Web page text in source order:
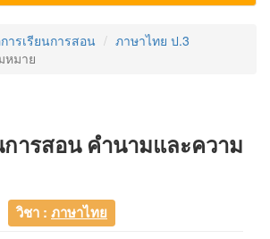
ารเรียนการสอน
ภาษาไทย ป.3
หมาย
การสอน คำนามและความ
วิชา : ภาษาไทย